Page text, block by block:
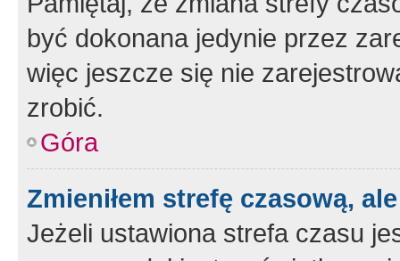
być dokonana jedynie przez
więc jeszcze się nie
zrobić.
Góra
Zmieniłem strefę czasową,
Jeżeli ustawiona strefa czasu